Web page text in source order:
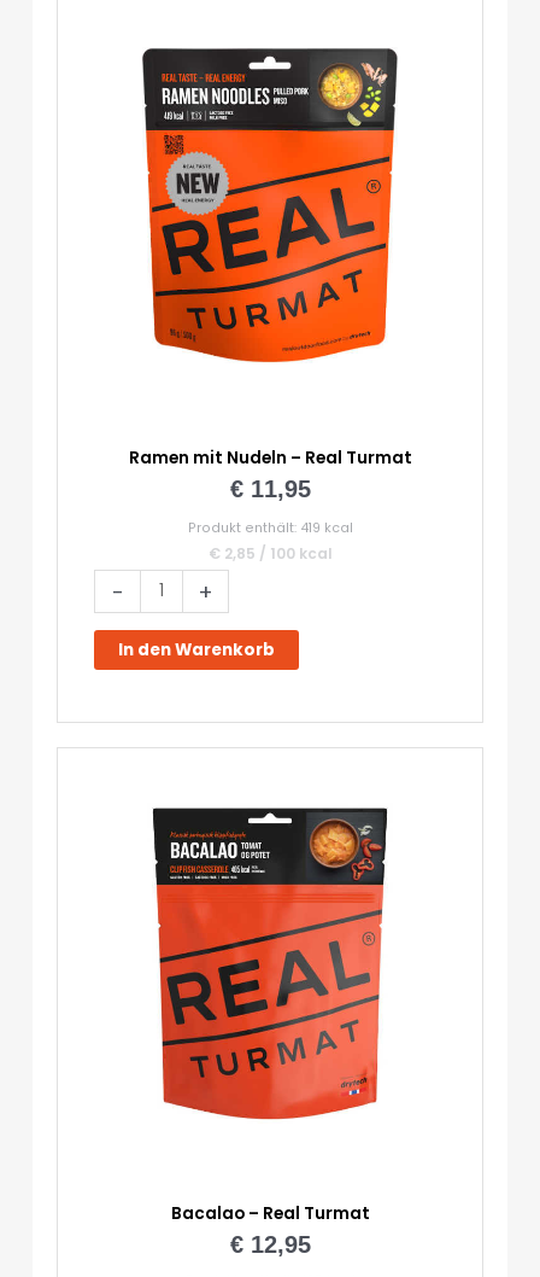
Ramen mit Nudeln – Real Turmat
€11,95
Produkt enthält: 419 kcal
€ 2,85 / 100 kcal
-
mit
Nudeln
-
+
In den Warenkorb
Bacalao – Real Turmat
€12,95